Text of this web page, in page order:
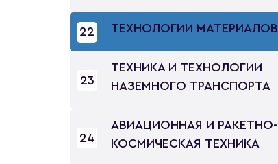
22 ТЕХНОЛОГИИ МАТЕРИАЛОВ
23
ТЕХНИКА И ТЕХНОЛОГИИ
НАЗЕМНОГО ТРАНСПОРТА
24
АВИАЦИОННАЯ И РАКЕТНО-
КОСМИЧЕСКАЯ ТЕХНИКА